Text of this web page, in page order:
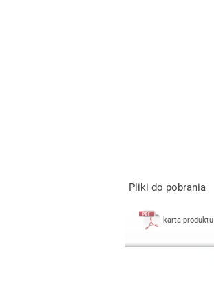
Pliki do pobrania
karta produktu